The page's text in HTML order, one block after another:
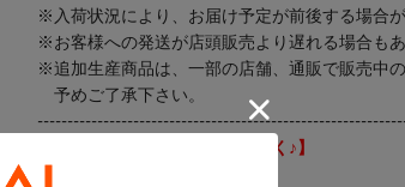
※入荷状況により、お届け予定が前後する場合が
※お客様への発送が店頭販売より遅れる場合もあ
※追加生産商品は、一部の店舗、通販で販売中の
予めご了承下さい。
【お買い物をもっと便利に楽しく♪】